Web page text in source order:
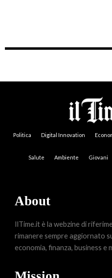
Politica Digital Innovation
Salute Ambiente Giovani
About
IlTime.it è la webzine di
rimanere sempre aggiornato
economia, finanza, business e